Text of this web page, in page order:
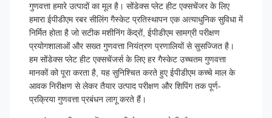
गुणवत्ता हमारे उत्पादों का मूल है। सोंडेक्स प्लेट हीट एक्सचेंजर के लिए
हमारा ईपीडीएम रबर सीलिंग गैस्केट प्रतिस्थापन एक अत्याधुनिक सुविधा में
निर्मित होता है जो सटीक मशीनिंग केंद्रों, ईपीडीएम सामग्री परीक्षण
प्रयोगशालाओं और सख्त गुणवत्ता नियंत्रण प्रणालियों से सुसज्जित है।
हम सोंडेक्स प्लेट हीट एक्सचेंजर्स के लिए हर गैस्केट उच्चतम गुणवत्ता
मानकों को पूरा करता है, यह सुनिश्चित करते हुए ईपीडीएम कच्चे माल के
आवक निरीक्षण से लेकर तैयार उत्पाद परीक्षण और शिपिंग तक पूर्ण-
प्रक्रिया गुणवत्ता प्रबंधन लागू करते हैं।